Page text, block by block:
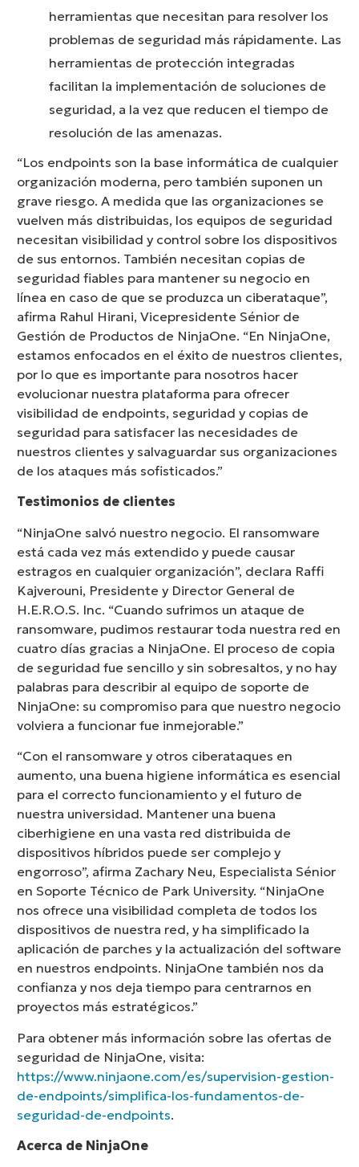
herramientas que necesitan para resolver los
problemas de seguridad más rápidamente. Las
herramientas de protección integradas
facilitan la implementación de soluciones de
seguridad, a la vez que reducen el tiempo de
resolución de las amenazas.
“Los endpoints son la base informática de cualquier
organización moderna, pero también suponen un
grave riesgo. A medida que las organizaciones se
vuelven más distribuidas, los equipos de seguridad
necesitan visibilidad y control sobre los dispositivos
de sus entornos. También necesitan copias de
seguridad fiables para mantener su negocio en
línea en caso de que se produzca un ciberataque”,
afirma Rahul Hirani, Vicepresidente Sénior de
Gestión de Productos de NinjaOne. “En NinjaOne,
estamos enfocados en el éxito de nuestros clientes,
por lo que es importante para nosotros hacer
evolucionar nuestra plataforma para ofrecer
visibilidad de endpoints, seguridad y copias de
seguridad para satisfacer las necesidades de
nuestros clientes y salvaguardar sus organizaciones
de los ataques más sofisticados.”
Testimonios de clientes
“NinjaOne salvó nuestro negocio. El ransomware
está cada vez más extendido y puede causar
estragos en cualquier organización”, declara Raffi
Kajverouni, Presidente y Director General de
H.E.R.O.S. Inc. “Cuando sufrimos un ataque de
ransomware, pudimos restaurar toda nuestra red en
cuatro días gracias a NinjaOne. El proceso de copia
de seguridad fue sencillo y sin sobresaltos, y no hay
palabras para describir al equipo de soporte de
NinjaOne: su compromiso para que nuestro negocio
volviera a funcionar fue inmejorable.”
“Con el ransomware y otros ciberataques en
aumento, una buena higiene informática es esencial
para el correcto funcionamiento y el futuro de
nuestra universidad. Mantener una buena
ciberhigiene en una vasta red distribuida de
dispositivos híbridos puede ser complejo y
engorroso”, afirma Zachary Neu, Especialista Sénior
en Soporte Técnico de Park University. “NinjaOne
nos ofrece una visibilidad completa de todos los
dispositivos de nuestra red, y ha simplificado la
aplicación de parches y la actualización del software
en nuestros endpoints. NinjaOne también nos da
confianza y nos deja tiempo para centrarnos en
proyectos más estratégicos.”
Para obtener más información sobre las ofertas de
seguridad de NinjaOne, visita:
https://www.ninjaone.com/es/supervision-gestion-
de-endpoints/simplifica-los-fundamentos-de-
seguridad-de-endpoints.
Acerca de NinjaOne